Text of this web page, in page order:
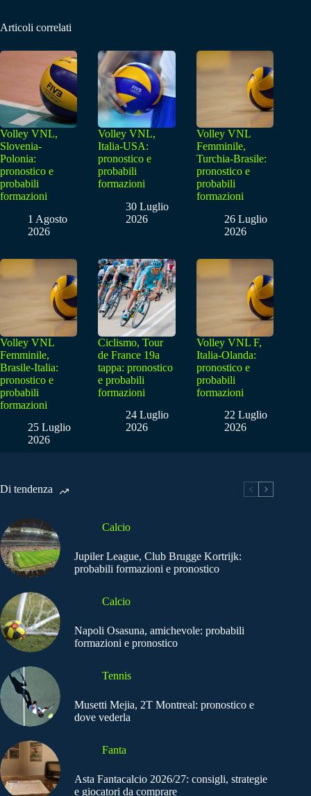
Articoli correlati
Volley VNL,
Slovenia-
Polonia:
pronostico e
probabili
formazioni
1 Agosto
2026
Volley VNL,
Italia-USA:
pronostico e
probabili
formazioni
30 Luglio
2026
Volley VNL
Femminile,
Turchia-Brasile:
pronostico e
probabili
formazioni
26 Luglio
2026
Volley VNL
Femminile,
Brasile-Italia:
pronostico e
probabili
formazioni
25 Luglio
2026
Ciclismo, Tour
de France 19a
tappa: pronostico
e probabili
formazioni
24 Luglio
2026
Volley VNL F,
Italia-Olanda:
pronostico e
probabili
formazioni
22 Luglio
2026
Di tendenza
Calcio
Jupiler League, Club Brugge Kortrijk:
probabili formazioni e pronostico
Calcio
Napoli Osasuna, amichevole: probabili
formazioni e pronostico
Tennis
Musetti Mejia, 2T Montreal: pronostico e
dove vederla
Fanta
Asta Fantacalcio 2026/27: consigli, strategie
e giocatori da comprare